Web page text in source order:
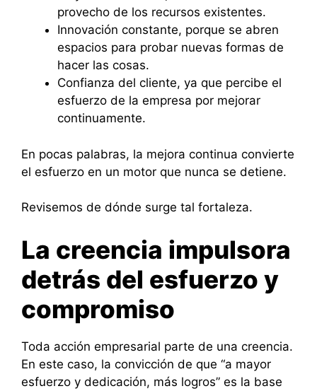
provecho de los recursos existentes.
Innovación constante, porque se abren
espacios para probar nuevas formas de
hacer las cosas.
Confianza del cliente, ya que percibe el
esfuerzo de la empresa por mejorar
continuamente.
En pocas palabras, la mejora continua convierte
el esfuerzo en un motor que nunca se detiene.
Revisemos de dónde surge tal fortaleza.
La creencia impulsora
detrás del esfuerzo y
compromiso
Toda acción empresarial parte de una creencia.
En este caso, la convicción de que “a mayor
esfuerzo y dedicación, más logros” es la base